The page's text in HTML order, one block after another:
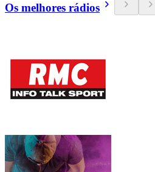
Os melhores rádios